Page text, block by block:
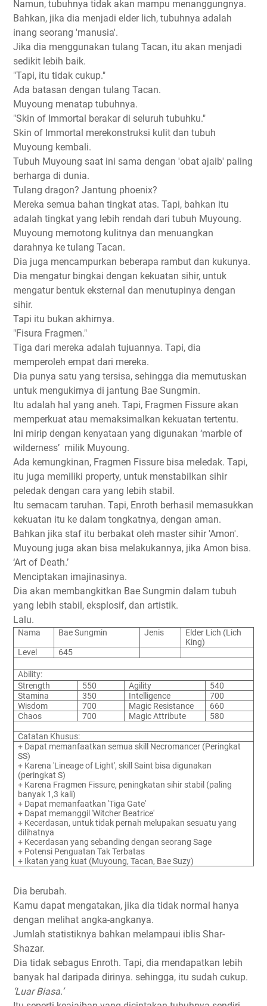
Namun, tubuhnya tidak akan mampu menanggungnya.
Bahkan, jika dia menjadi elder lich, tubuhnya adalah
inang seorang 'manusia'.
Jika dia menggunakan tulang Tacan, itu akan menjadi
sedikit lebih baik.
"Tapi, itu tidak cukup."
Ada batasan dengan tulang Tacan.
Muyoung menatap tubuhnya.
"Skin of Immortal berakar di seluruh tubuhku."
Skin of Immortal merekonstruksi kulit dan tubuh
Muyoung kembali.
Tubuh Muyoung saat ini sama dengan 'obat ajaib' paling
berharga di dunia.
Tulang dragon? Jantung phoenix?
Mereka semua bahan tingkat atas. Tapi, bahkan itu
adalah tingkat yang lebih rendah dari tubuh Muyoung.
Muyoung memotong kulitnya dan menuangkan
darahnya ke tulang Tacan.
Dia juga mencampurkan beberapa rambut dan kukunya.
Dia mengatur bingkai dengan kekuatan sihir, untuk
mengatur bentuk eksternal dan menutupinya dengan
sihir.
Tapi itu bukan akhirnya.
"Fisura Fragmen."
Tiga dari mereka adalah tujuannya. Tapi, dia
memperoleh empat dari mereka.
Dia punya satu yang tersisa, sehingga dia memutuskan
untuk mengukirnya di jantung Bae Sungmin.
Itu adalah hal yang aneh. Tapi, Fragmen Fissure akan
memperkuat atau memaksimalkan kekuatan tertentu.
Ini mirip dengan kenyataan yang digunakan ‘marble of
wilderness’ milik Muyoung.
Ada kemungkinan, Fragmen Fissure bisa meledak. Tapi,
itu juga memiliki property, untuk menstabilkan sihir
peledak dengan cara yang lebih stabil.
Itu semacam taruhan. Tapi, Enroth berhasil memasukkan
kekuatan itu ke dalam tongkatnya, dengan aman.
Bahkan jika staf itu berbakat oleh master sihir 'Amon'.
Muyoung juga akan bisa melakukannya, jika Amon bisa.
‘Art of Death.’
Menciptakan imajinasinya.
Dia akan membangkitkan Bae Sungmin dalam tubuh
yang lebih stabil, eksplosif, dan artistik.
Lalu.
Nama Bae Sungmin Jenis
Elder Lich (Lich
King)
Level
645
Ability:
Strength
550 Agility
540
Stamina
350 Intelligence
700
Wisdom
700 Magic Resistance
660
Chaos
700 Magic Attribute 580
Catatan Khusus:
+ Dapat memanfaatkan semua skill Necromancer (Peringkat
SS)
+ Karena 'Lineage of Light', skill Saint bisa digunakan
(peringkat S)
+ Karena Fragmen Fissure, peningkatan sihir stabil (paling
banyak 1,3 kali)
+ Dapat memanfaatkan 'Tiga Gate'
+ Dapat memanggil 'Witcher Beatrice'
+ Kecerdasan, untuk tidak pernah melupakan sesuatu yang
dilihatnya
+ Kecerdasan yang sebanding dengan seorang Sage
+ Potensi Penguatan Tak Terbatas
+ Ikatan yang kuat (Muyoung, Tacan, Bae Suzy)
Dia berubah.
Kamu dapat mengatakan, jika dia tidak normal hanya
dengan melihat angka-angkanya.
Jumlah statistiknya bahkan melampaui iblis Shar-
Shazar.
Dia tidak sebagus Enroth. Tapi, dia mendapatkan lebih
banyak hal daripada dirinya. sehingga, itu sudah cukup.
‘Luar Biasa.’